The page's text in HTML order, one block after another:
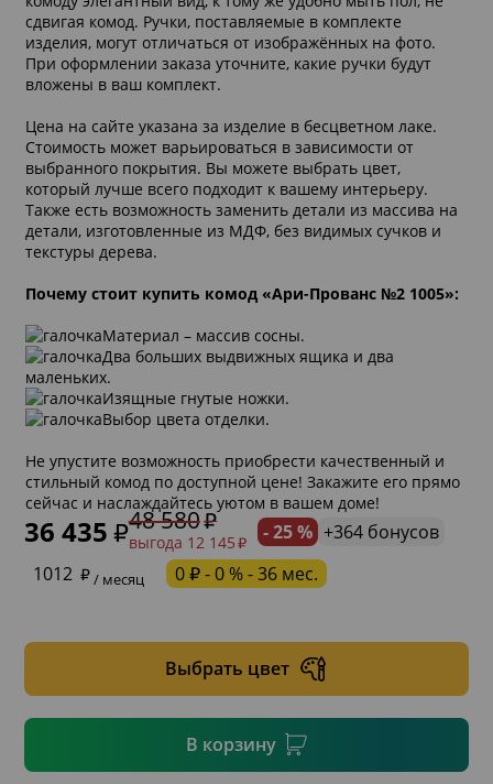
сдвигая комод. Ручки, поставляемые в комплекте
изделия, могут отличаться от изображённых на фото.
При оформлении заказа уточните, какие ручки будут
вложены в ваш комплект.
Цена на сайте указана за изделие в бесцветном лаке.
Стоимость может варьироваться в зависимости от
выбранного покрытия. Вы можете выбрать цвет,
который лучше всего подходит к вашему интерьеру.
Также есть возможность заменить детали из массива на
детали, изготовленные из МДФ, без видимых сучков и
текстуры дерева.
Почему стоит купить комод «Ари-Прованс №2 1005»:
Материал – массив сосны.
Два больших выдвижных ящика и два
маленьких.
Изящные гнутые ножки.
Выбор цвета отделки.
Не упустите возможность приобрести качественный и
стильный комод по доступной цене! Закажите его прямо
сейчас и наслаждайтесь уютом в вашем доме!
36 435 48 580
выгода 12 145 - 25 % +364 бонусов
1012
/ месяц 0 ₽ - 0 % - 36 мес.
Выбрать цвет
В корзину
* обязательное поле